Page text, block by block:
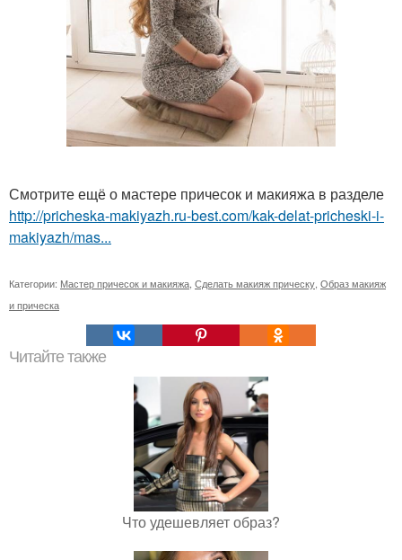
Смотрите ещё о мастере причесок и макияжа в разделе
http://pricheska-makiyazh.ru-best.com/kak-delat-pricheski-i-
makiyazh/mas...
Категории: Мастер причесок и макияжа Сделать макияж прическу Образ макияж
и прическа
Читайте также
Что удешевляет образ?